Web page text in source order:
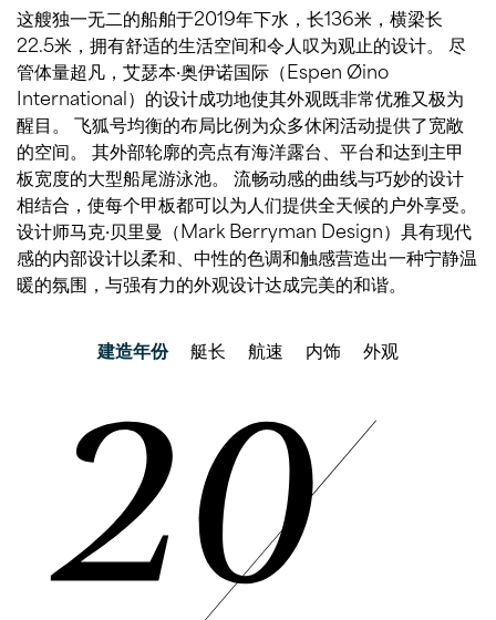
这艘独一无二的船舶于2019年下水，长136米，横梁长
22.5米，拥有舒适的生活空间和令人叹为观止的设计。 尽
管体量超凡，艾瑟本·奥伊诺国际（Espen Øino
International）的设计成功地使其外观既非常优雅又极为
醒目。 飞狐号均衡的布局比例为众多休闲活动提供了宽敞
的空间。 其外部轮廓的亮点有海洋露台、平台和达到主甲
板宽度的大型船尾游泳池。 流畅动感的曲线与巧妙的设计
相结合，使每个甲板都可以为人们提供全天候的户外享受。
设计师马克·贝里曼（Mark Berryman Design）具有现代
感的内部设计以柔和、中性的色调和触感营造出一种宁静温
暖的氛围，与强有力的外观设计达成完美的和谐。
建造年份 艇长 航速 内饰 外观